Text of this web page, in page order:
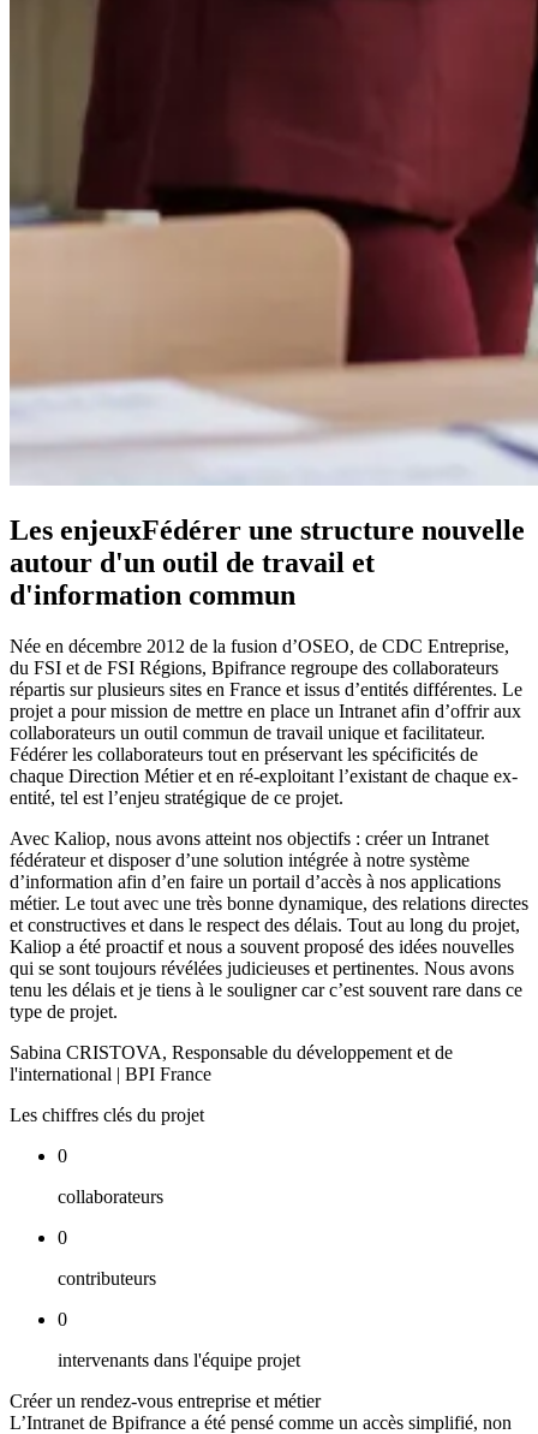
Les enjeuxFédérer une structure nouvelle
autour d'un outil de travail et
d'information commun
Née en décembre 2012 de la fusion d’OSEO, de CDC Entreprise,
du FSI et de FSI Régions, Bpifrance regroupe des collaborateurs
répartis sur plusieurs sites en France et issus d’entités différentes. Le
projet a pour mission de mettre en place un Intranet afin d’offrir aux
collaborateurs un outil commun de travail unique et facilitateur.
Fédérer les collaborateurs tout en préservant les spécificités de
chaque Direction Métier et en ré-exploitant l’existant de chaque ex-
entité, tel est l’enjeu stratégique de ce projet.
Avec Kaliop, nous avons atteint nos objectifs : créer un Intranet
fédérateur et disposer d’une solution intégrée à notre système
d’information afin d’en faire un portail d’accès à nos applications
métier. Le tout avec une très bonne dynamique, des relations directes
et constructives et dans le respect des délais. Tout au long du projet,
Kaliop a été proactif et nous a souvent proposé des idées nouvelles
qui se sont toujours révélées judicieuses et pertinentes. Nous avons
tenu les délais et je tiens à le souligner car c’est souvent rare dans ce
type de projet.
Sabina CRISTOVA, Responsable du développement et de
l'international | BPI France
Les chiffres clés du projet
0
collaborateurs
0
contributeurs
0
intervenants dans l'équipe projet
Créer un rendez-vous entreprise et métier
L’Intranet de Bpifrance a été pensé comme un accès simplifié, non